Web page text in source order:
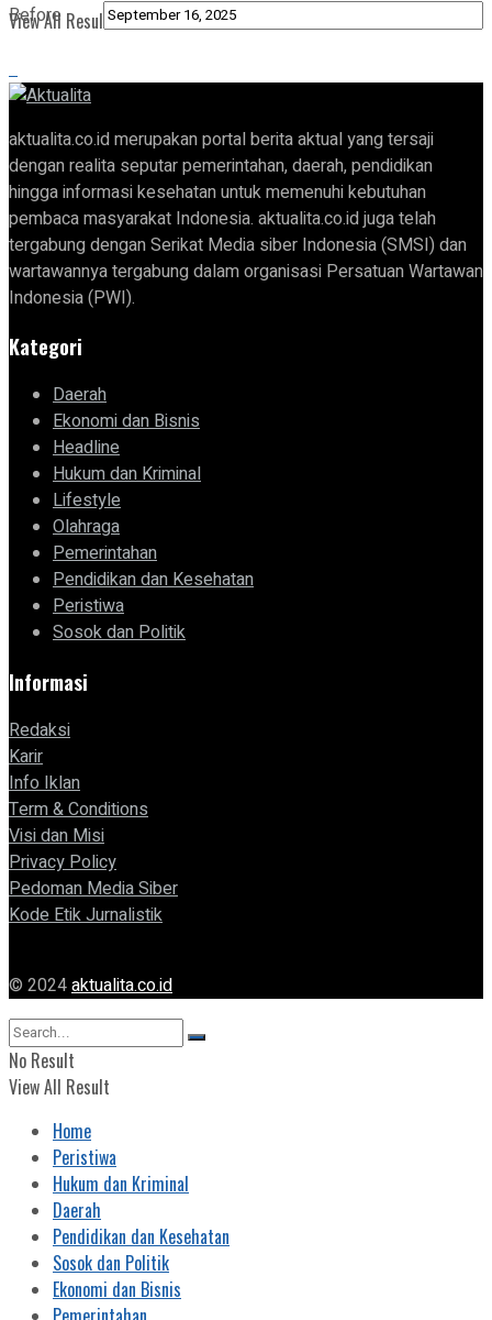
View All Result
Before
aktualita.co.id merupakan portal berita aktual yang tersaji
dengan realita seputar pemerintahan, daerah, pendidikan
hingga informasi kesehatan untuk memenuhi kebutuhan
pembaca masyarakat Indonesia. aktualita.co.id juga telah
tergabung dengan Serikat Media siber Indonesia (SMSI) dan
wartawannya tergabung dalam organisasi Persatuan Wartawan
Indonesia (PWI).
Kategori
Daerah
Ekonomi dan Bisnis
Headline
Hukum dan Kriminal
Lifestyle
Olahraga
Pemerintahan
Pendidikan dan Kesehatan
Peristiwa
Sosok dan Politik
Informasi
Redaksi
Karir
Info Iklan
Term & Conditions
Visi dan Misi
Privacy Policy
Pedoman Media Siber
Kode Etik Jurnalistik
© 2024aktualita.co.id
No Result
View All Result
Home
Peristiwa
Hukum dan Kriminal
Daerah
Pendidikan dan Kesehatan
Sosok dan Politik
Ekonomi dan Bisnis